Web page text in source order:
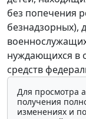
без попечения
безнадзорных),
нуждающихся в
средств
Для просмотра
получения
изменениях и